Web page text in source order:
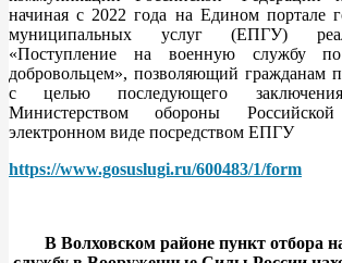
начиная с 2022 года на Едином портале
муниципальных услуг (ЕПГУ)
«Поступление на военную службу
добровольцем», позволяющий гражданам
с целью последующего
Министерством обороны
электронном виде посредством ЕПГУ
https://www.gosuslugi.ru/600483/1/form
В Волховском районе пункт отбора